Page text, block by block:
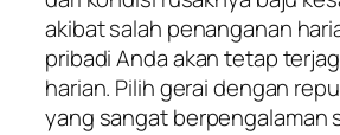
akibat salah penanganan
pribadi Anda akan tetap
harian. Pilih gerai dengan
yang sangat berpengalaman